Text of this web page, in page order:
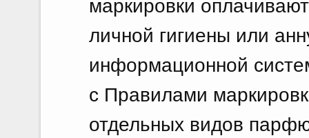
личной гигиены или
информационной
с Правилами
отдельных видов